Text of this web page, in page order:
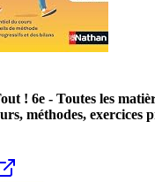
! 6e - Toutes les
méthodes, exercices